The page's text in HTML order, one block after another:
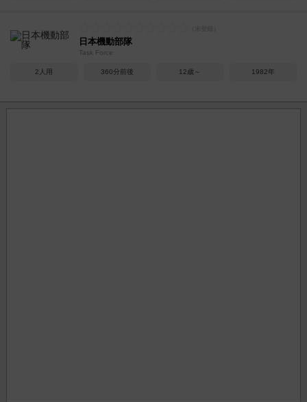
日本機動部隊
Task Force
2人用 360分前後 12歳～ 1982年